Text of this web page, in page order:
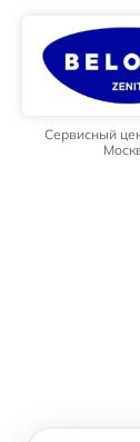
Сервисный